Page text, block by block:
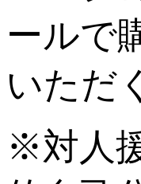
ールで
いただ
※対人